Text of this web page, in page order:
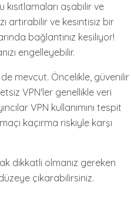
kısıtlamaları aşabilir ve
artırabilir ve kesintisiz bir
bağlantınız kesiliyor!
engelleyebilir.
mevcut. Öncelikle, güvenilir
VPN'ler genellikle veri
VPN kullanımını tespit
kaçırma riskiyle karşı
dikkatli olmanız gereken
çıkarabilirsiniz.